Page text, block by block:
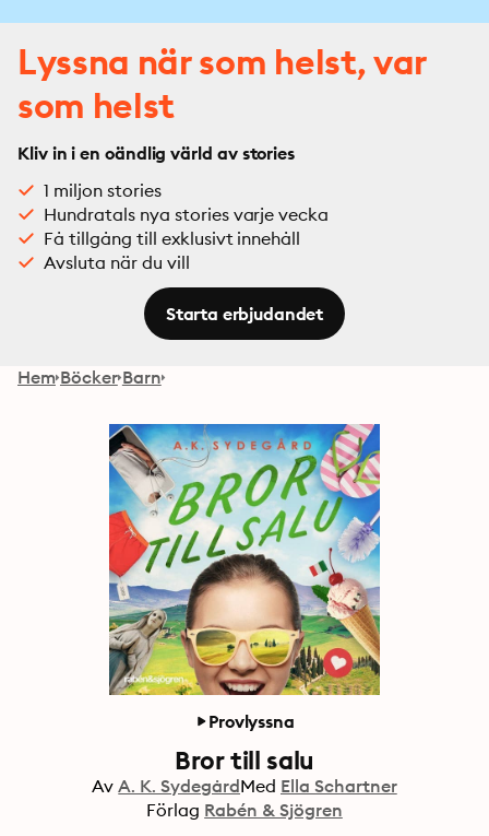
Lyssna när som helst, var
som helst
Kliv in i en oändlig värld av stories
1 miljon stories
Hundratals nya stories varje vecka
Få tillgång till exklusivt innehåll
Avsluta när du vill
Starta erbjudandet
Hem Böcker Barn
Provlyssna
Bror till salu
Av A. K. SydegårdMed Ella Schartner
Förlag Rabén & Sjögren